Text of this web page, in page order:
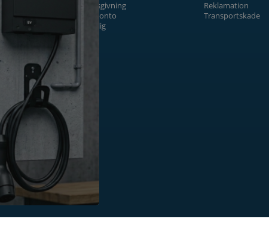
Tilbudsgivning
Firmakonto
Offentlig
Reklamation
Transportskade